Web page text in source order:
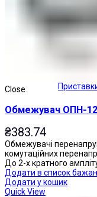
Close
Обмежувач ОПН-
₴383.74
Обмежувачі
комутаційних
До 2-х кратного
Додати в список
Додати у кошик
Quick View